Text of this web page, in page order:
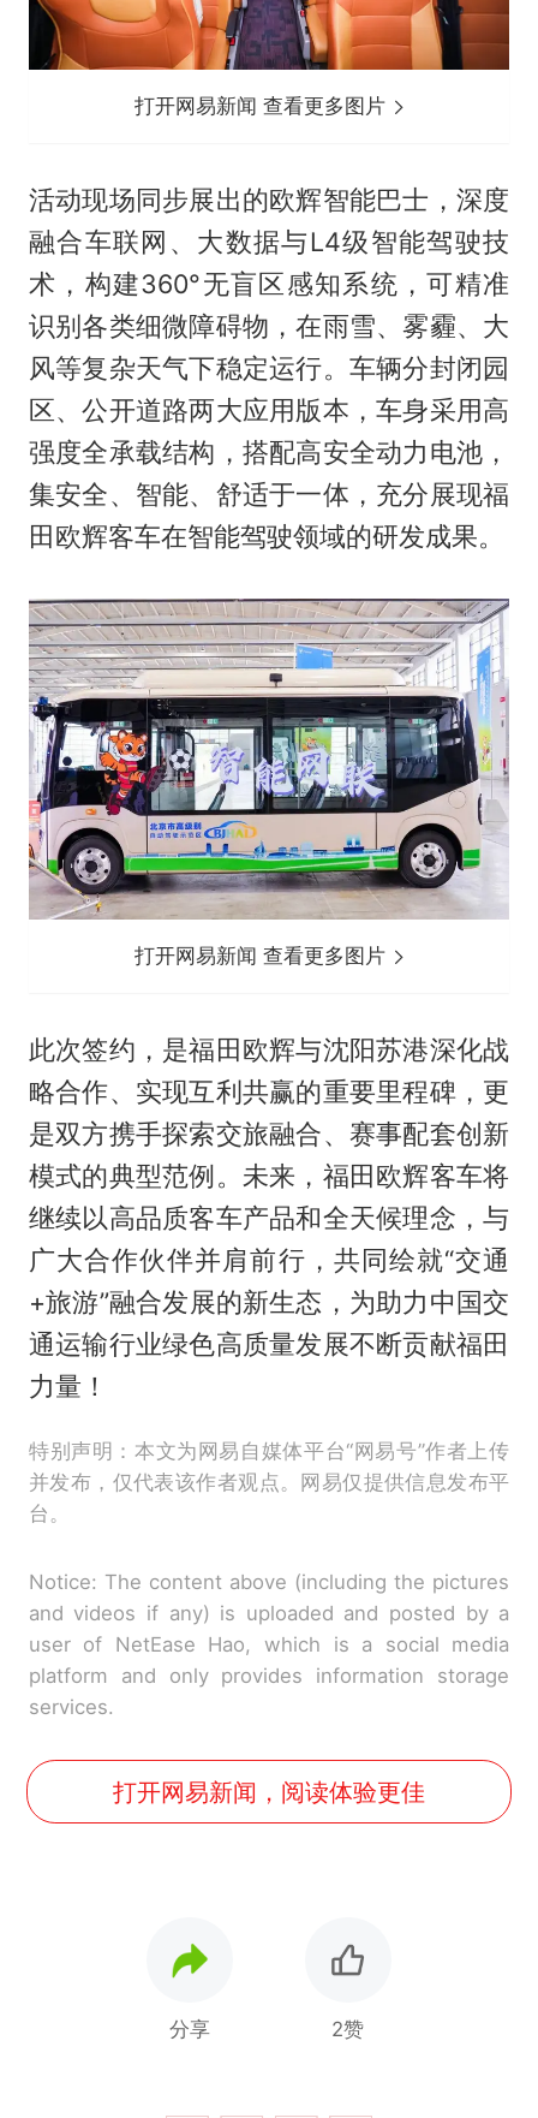
打开网易新闻 查看更多图片
活动现场同步展出的欧辉智能巴士，深度
融合车联网、大数据与L4级智能驾驶技
术，构建360°无盲区感知系统，可精准
识别各类细微障碍物，在雨雪、雾霾、大
风等复杂天气下稳定运行。车辆分封闭园
区、公开道路两大应用版本，车身采用高
强度全承载结构，搭配高安全动力电池，
集安全、智能、舒适于一体，充分展现福
田欧辉客车在智能驾驶领域的研发成果。
打开网易新闻 查看更多图片
此次签约，是福田欧辉与沈阳苏港深化战
略合作、实现互利共赢的重要里程碑，更
是双方携手探索交旅融合、赛事配套创新
模式的典型范例。未来，福田欧辉客车将
继续以高品质客车产品和全天候理念，与
广大合作伙伴并肩前行，共同绘就“交通
+旅游”融合发展的新生态，为助力中国交
通运输行业绿色高质量发展不断贡献福田
力量！
特别声明：本文为网易自媒体平台“网易号”作者上传
并发布，仅代表该作者观点。网易仅提供信息发布平
台。
Notice: The content above (including the pictures
and videos if any) is uploaded and posted by a
user of NetEase Hao, which is a social media
platform and only provides information storage
services.
打开网易新闻，阅读体验更佳
分享 2赞